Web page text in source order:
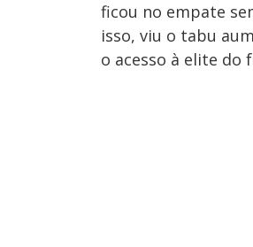
ficou no empate
isso, viu o tabu
o acesso à elite